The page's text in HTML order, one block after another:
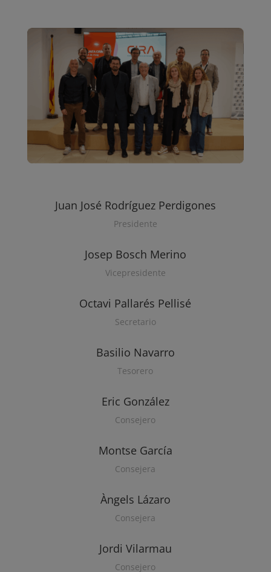
Juan José Rodríguez Perdigones
Presidente
Josep Bosch Merino
Vicepresidente
Octavi Pallarés Pellisé
Secretario
Basilio Navarro
Tesorero
Eric González
Consejero
Montse García
Consejera
Àngels Lázaro
Consejera
Jordi Vilarmau
Consejero